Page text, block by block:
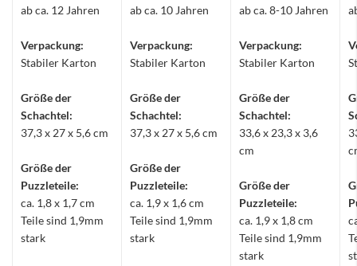
ab ca. 12 Jahren
Verpackung:
Stabiler Karton
Größe der
Schachtel:
37,3 x 27 x 5,6 cm
Größe der
Puzzleteile:
ca. 1,8 x 1,7 cm
Teile sind 1,9mm
stark
ab ca. 10 Jahren
Verpackung:
Stabiler Karton
Größe der
Schachtel:
37,3 x 27 x 5,6 cm
Größe der
Puzzleteile:
ca. 1,9 x 1,6 cm
Teile sind 1,9mm
stark
ab ca. 8-10 Jahren
Verpackung:
Stabiler Karton
Größe der
Schachtel:
33,6 x 23,3 x 3,6
cm
Größe der
Puzzleteile:
ca. 1,9 x 1,8 cm
Teile sind 1,9mm
stark